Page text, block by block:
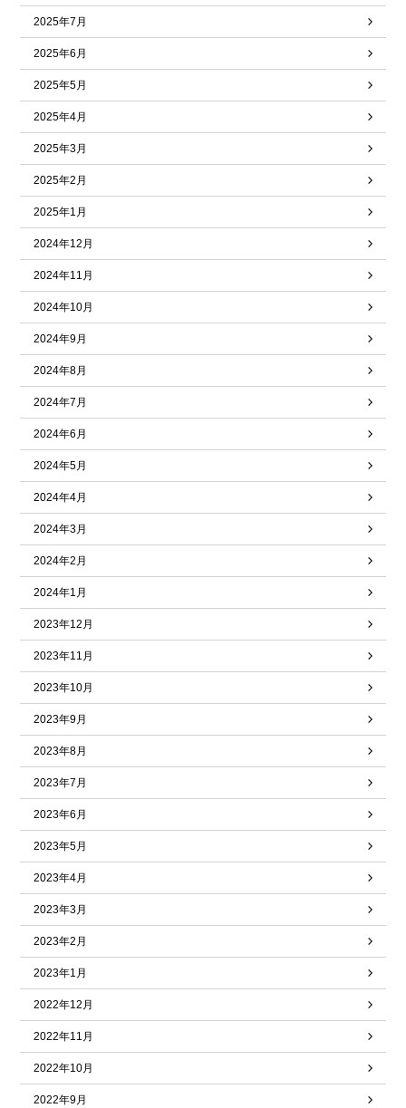
2025年7月
2025年6月
2025年5月
2025年4月
2025年3月
2025年2月
2025年1月
2024年12月
2024年11月
2024年10月
2024年9月
2024年8月
2024年7月
2024年6月
2024年5月
2024年4月
2024年3月
2024年2月
2024年1月
2023年12月
2023年11月
2023年10月
2023年9月
2023年8月
2023年7月
2023年6月
2023年5月
2023年4月
2023年3月
2023年2月
2023年1月
2022年12月
2022年11月
2022年10月
2022年9月